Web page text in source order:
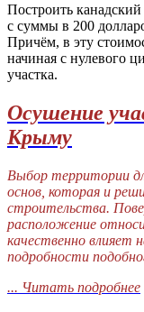
Построить
с суммы в 200
Причём, в эту
начиная с нулевого
участка.
Осушение
Крыму
Выбор территории
основ, которая и
строительства.
расположение
качественно влияет
подробности
... Читать подробнее